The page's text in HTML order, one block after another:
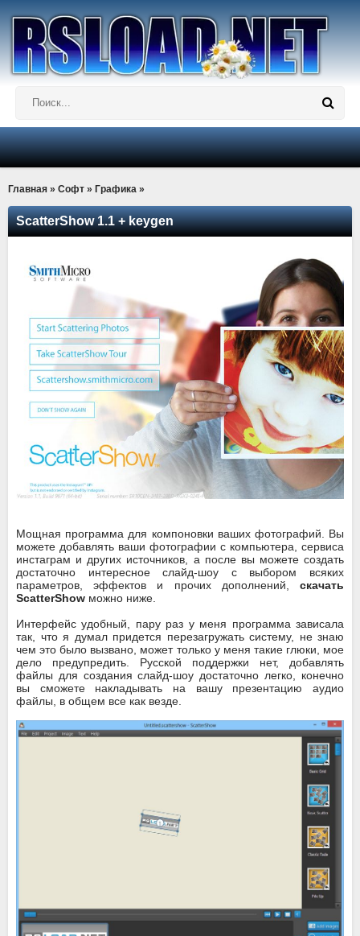
Главная » Софт » Графика »
ScatterShow 1.1 + keygen
Мощная программа для компоновки ваших фотографий. Вы
можете добавлять ваши фотографии с компьютера, сервиса
инстаграм и других источников, а после вы можете создать
достаточно интересное слайд-шоу с выбором всяких
параметров, эффектов и прочих дополнений, скачать
ScatterShow можно ниже.
Интерфейс удобный, пару раз у меня программа зависала
так, что я думал придется перезагружать систему, не знаю
чем это было вызвано, может только у меня такие глюки, мое
дело предупредить. Русской поддержки нет, добавлять
файлы для создания слайд-шоу достаточно легко, конечно
вы сможете накладывать на вашу презентацию аудио
файлы, в общем все как везде.